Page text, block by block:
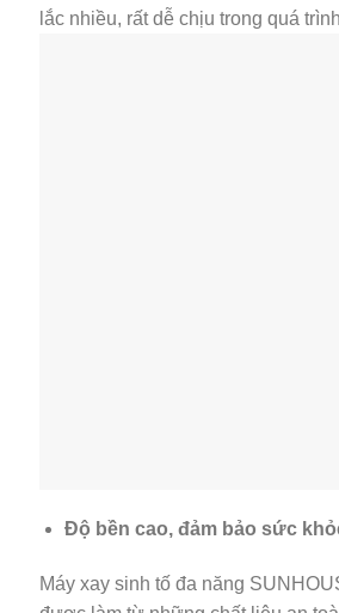
lắc nhiều, rất dễ chịu trong quá
Độ bền cao, đảm bảo sức
Máy xay sinh tố đa năng